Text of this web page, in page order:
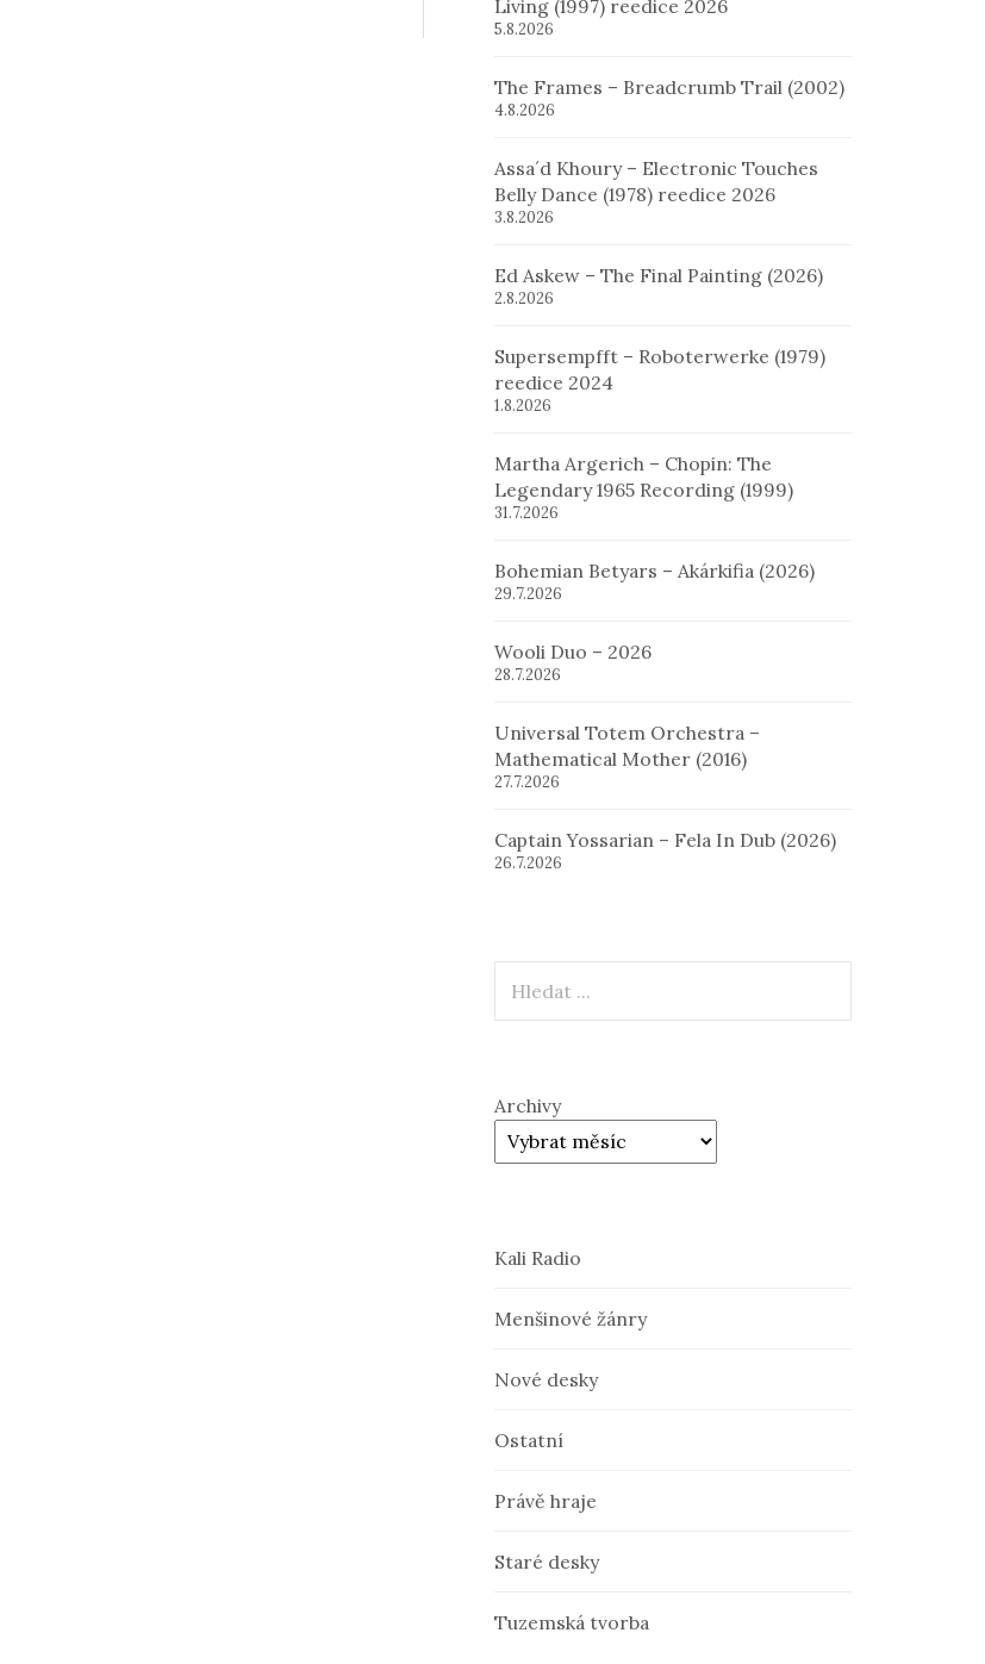
Living (1997) reedice 2026
5.8.2026
The Frames – Breadcrumb Trail (2002)
4.8.2026
Assa´d Khoury – Electronic Touches
Belly Dance (1978) reedice 2026
3.8.2026
Ed Askew – The Final Painting (2026)
2.8.2026
Supersempfft – Roboterwerke (1979)
reedice 2024
1.8.2026
Martha Argerich – Chopin: The
Legendary 1965 Recording (1999)
31.7.2026
Bohemian Betyars – Akárkifia (2026)
29.7.2026
Wooli Duo – 2026
28.7.2026
Universal Totem Orchestra –
Mathematical Mother (2016)
27.7.2026
Captain Yossarian – Fela In Dub (2026)
26.7.2026
Archivy
Kali Radio
Menšinové žánry
Nové desky
Ostatní
Právě hraje
Staré desky
Tuzemská tvorba